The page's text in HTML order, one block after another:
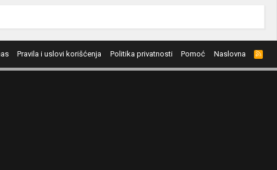
Pravila i uslovi korišćenja Politika privatnosti Pomoć Naslovna
R
S
S